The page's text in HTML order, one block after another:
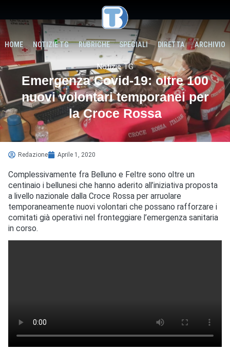
HOME NOTIZIE TG RUBRICHE SPECIALI DIRETTA ARCHIVIO
Notizie TG
Emergenza Covid-19: oltre 100
nuovi volontari temporanei per
la Croce Rossa
Redazione Aprile 1, 2020
Complessivamente fra Belluno e Feltre sono oltre un
centinaio i bellunesi che hanno aderito all’iniziativa proposta
a livello nazionale dalla Croce Rossa per arruolare
temporaneamente nuovi volontari che possano rafforzare i
comitati già operativi nel fronteggiare l’emergenza sanitaria
in corso.